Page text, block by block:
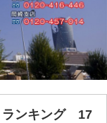
ランキング 17